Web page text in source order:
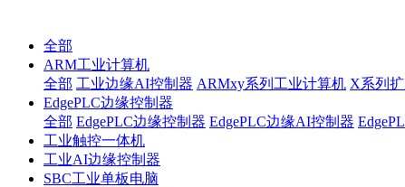
全部
ARM工业计算机
全部 工业边缘AI控制器 ARMxy系列工业计算机 X系列
EdgePLC边缘控制器
全部 EdgePLC边缘控制器 EdgePLC边缘AI控制器
工业触控一体机
工业AI边缘控制器
SBC工业单板电脑